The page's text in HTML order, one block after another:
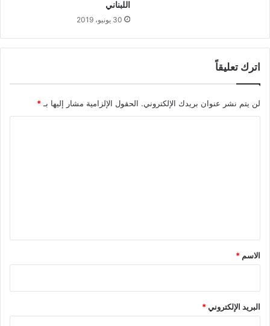
اللبناني
30 يونيو، 2019
اترك تعليقاً
لن يتم نشر عنوان بريدك الإلكتروني. الحقول الإلزامية مشار إليها بـ *
*
الاسم *
البريد الإلكتروني*